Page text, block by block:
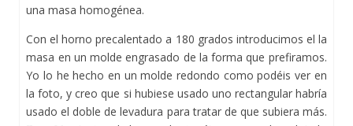
una masa homogénea.
Con el horno precalentado a 180 grados introducimos el la
masa en un molde engrasado de la forma que prefiramos.
Yo lo he hecho en un molde redondo como podéis ver en
la foto, y creo que si hubiese usado uno rectangular habría
usado el doble de levadura para tratar de que subiera más.